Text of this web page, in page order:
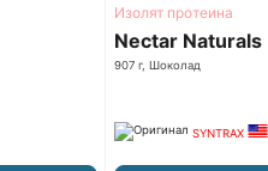
Изолят протеина
Nectar Naturals
907 г, Шоколад
SYNTRAX